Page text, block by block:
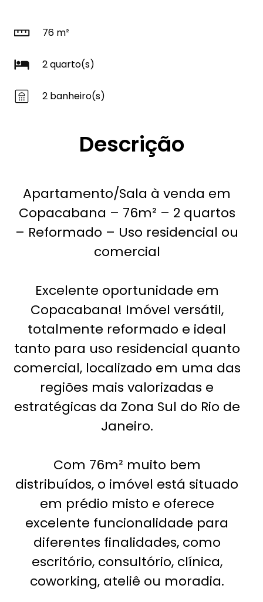
76 m²
2 quarto(s)
2 banheiro(s)
Descrição
Apartamento/Sala à venda em
Copacabana – 76m² – 2 quartos
– Reformado – Uso residencial ou
comercial
Excelente oportunidade em
Copacabana! Imóvel versátil,
totalmente reformado e ideal
tanto para uso residencial quanto
comercial, localizado em uma das
regiões mais valorizadas e
estratégicas da Zona Sul do Rio de
Janeiro.
Com 76m² muito bem
distribuídos, o imóvel está situado
em prédio misto e oferece
excelente funcionalidade para
diferentes finalidades, como
escritório, consultório, clínica,
coworking, ateliê ou moradia.